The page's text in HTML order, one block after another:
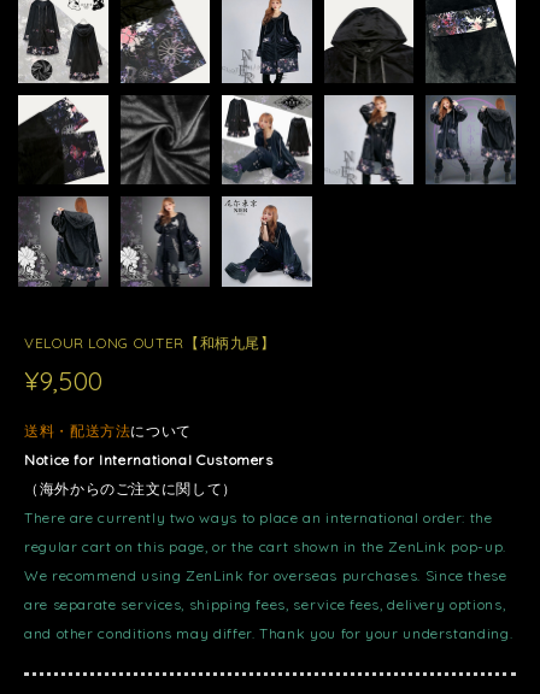
VELOUR LONG OUTER【和柄九尾】
¥9,500
送料・配送方法について
Notice for International Customers
（海外からのご注文に関して）
There are currently two ways to place an international order: the
regular cart on this page, or the cart shown in the ZenLink pop-up.
We recommend using ZenLink for overseas purchases. Since these
are separate services, shipping fees, service fees, delivery options,
and other conditions may differ. Thank you for your understanding.